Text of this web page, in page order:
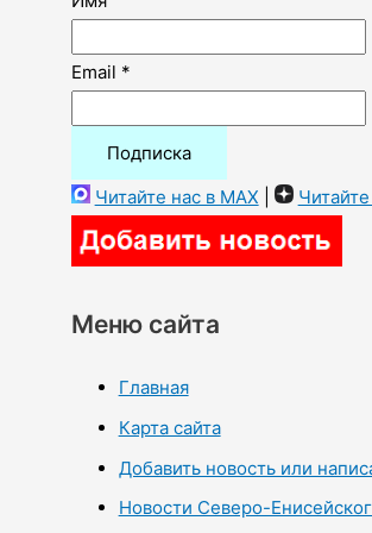
Email *
Читайте нас в MAX
Меню сайта
Главная
Карта сайта
Добавить новость или
Новости Северо-